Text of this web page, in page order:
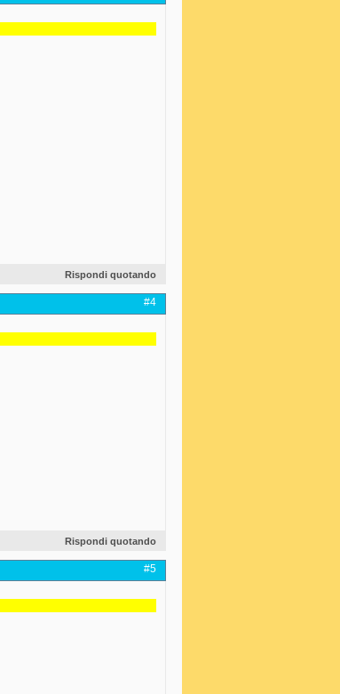
Rispondi quotando
#4
Rispondi quotando
#5